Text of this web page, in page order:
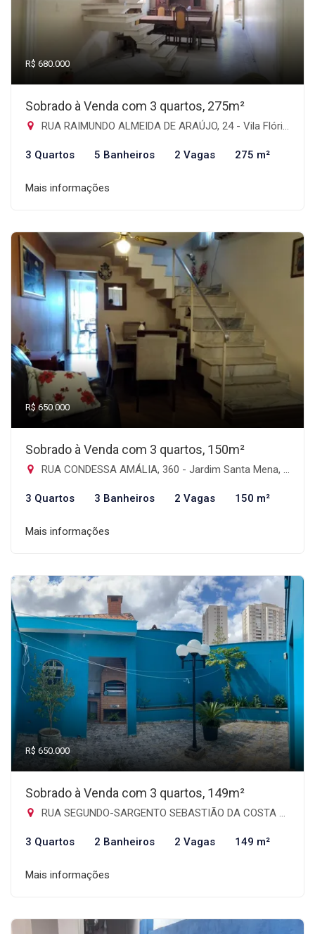
R$ 680.000
Sobrado à Venda com 3 quartos, 275m²
RUA RAIMUNDO ALMEIDA DE ARAÚJO, 24 - Vila Flórida, Guarulhos-SP
3 Quartos 5 Banheiros 2 Vagas 275 m²
Mais informações
R$ 650.000
Sobrado à Venda com 3 quartos, 150m²
RUA CONDESSA AMÁLIA, 360 - Jardim Santa Mena, Guarulhos-SP
3 Quartos 3 Banheiros 2 Vagas 150 m²
Mais informações
R$ 650.000
Sobrado à Venda com 3 quartos, 149m²
RUA SEGUNDO-SARGENTO SEBASTIÃO DA COSTA CHAVES, 128 - Jardim Santa Mena, Guarulhos-SP
3 Quartos 2 Banheiros 2 Vagas 149 m²
Mais informações